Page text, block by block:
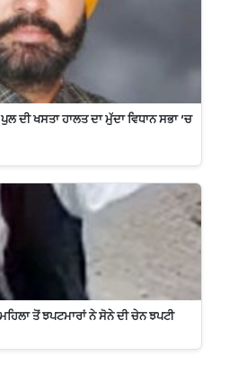
ਦੀ ਖਸਤਾ ਹਾਲਤ ਦਾ ਮੁੱਦਾ ਵਿਧਾਨ ਸਭਾ ’ਚ
ਤੋਂ ਝਪਟਮਾਰਾਂ ਨੇ ਸੋਨੇ ਦੀ ਚੇਨ ਝਪਟੀ